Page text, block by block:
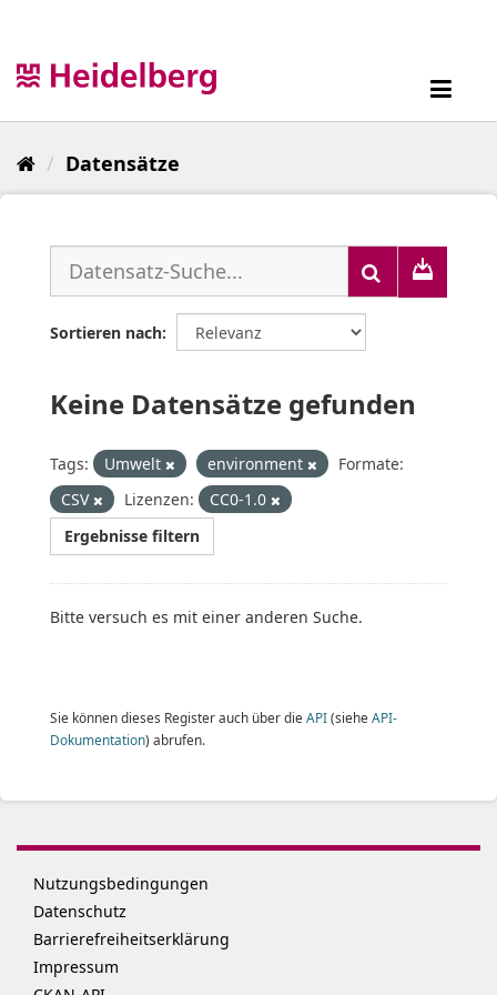
Datensätze
Sortieren nach
Keine Datensätze gefunden
Tags: Umwelt environment
Formate:
CSV
Lizenzen:
CC0-1.0
Ergebnisse filtern
Bitte versuch es mit einer anderen Suche.
Sie können dieses Register auch über die API(siehe API-
Dokumentation) abrufen.
Nutzungsbedingungen
Datenschutz
Barrierefreiheitserklärung
Impressum